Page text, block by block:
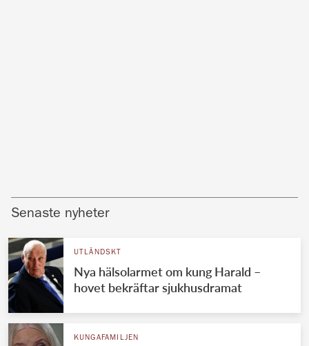
Senaste nyheter
UTLÄNDSKT
Nya hälsolarmet om kung Harald –
hovet bekräftar sjukhusdramat
KUNGAFAMILJEN